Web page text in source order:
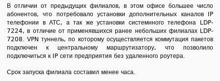
В отличии от предыдущих филиалов, в этом офисе большее число
абонентов, что потребовало установки дополнительных каналов IP
телефонии в АТС, а так же установки системнного телефона LDP-
7224, в отличие от применявшихся ранее небольших филиалах LDP-
7208. VPN туннель, по которому осуществляется коммутация пакетов
подключен к центральному маршрутизатору, что позволило
подключиться к IP сети предприятия без удаленного роутера.
Срок запуска филиала составил менее часа.